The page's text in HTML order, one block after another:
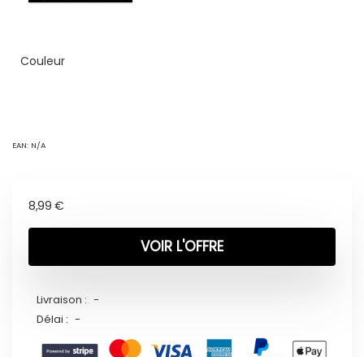
Couleur
EAN: N/A
8,99 €
VOIR L'OFFRE
Livraison : -
Délai : -